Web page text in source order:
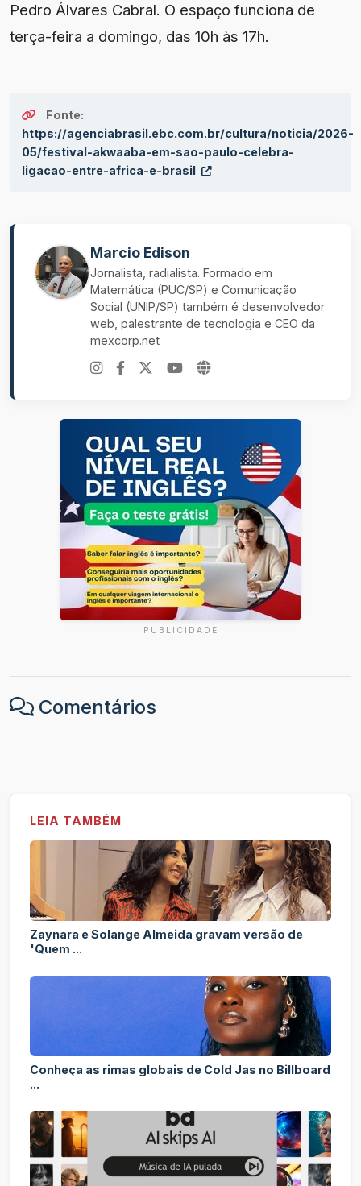
Pedro Álvares Cabral. O espaço funciona de
terça-feira a domingo, das 10h às 17h.
Fonte:
https://agenciabrasil.ebc.com.br/cultura/noticia/2026-
05/festival-akwaaba-em-sao-paulo-celebra-
ligacao-entre-africa-e-brasil
Marcio Edison
Jornalista, radialista. Formado em
Matemática (PUC/SP) e Comunicação
Social (UNIP/SP) também é desenvolvedor
web, palestrante de tecnologia e CEO da
mexcorp.net
PUBLICIDADE
Comentários
LEIA TAMBÉM
Zaynara e Solange Almeida gravam versão de
'Quem ...
Conheça as rimas globais de Cold Jas no Billboard
...